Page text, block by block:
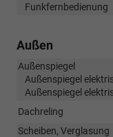
Funkfernbedienung
Außen
Außenspiegel
Außenspiegel
Außenspiegel
Dachreling
Scheiben, Verglasung